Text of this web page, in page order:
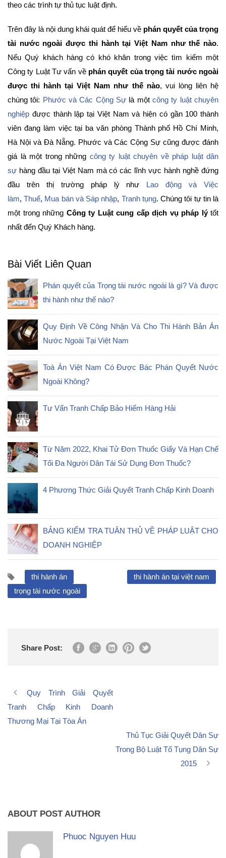
theo các trình tự thủ tục luật định.
Trên đây là nội dung khái quát để hiểu về phán quyết của trọng
tài nước ngoài được thi hành tại Việt Nam như thế nào.
Nếu Quý khách hàng có khó khăn trong việc tìm kiếm một
Công ty Luật Tư vấn về phán quyết của trọng tài nước ngoài
được thi hành tại Việt Nam như thế nào, vui lòng liên hệ
chúng tôi: Phước và Các Cộng Sự là mộtcông ty luật chuyên
nghiệp được thành lập tại Việt Nam và hiện có gần 100 thành
viên đang làm việc tại ba văn phòng Thành phố Hồ Chí Minh,
Hà Nội và Đà Nẵng. Phước và Các Cộng Sự cũng được đánh
giá là một trong những công ty luật chuyên về pháp luật dân
sự hàng đầu tại Việt Nam mà có các lĩnh vực hành nghề đứng
đầu trên thị trường pháp lý như Lao động và Việc
làm,Thuế, Mua bán và Sáp nhập, Tranh tụng. Chúng tôi tự tin là
một trong những Công ty Luật cung cấp dịch vụ pháp lýtốt
nhất đến Quý Khách hàng.
Bài Viết Liên Quan
Phán quyết của Trọng tài nước ngoài là gì? Và được
thi hành như thế nào?
Quy Định Về Công Nhận Và Cho Thi Hành Bản Án
Nước Ngoài Tại Việt Nam
Toà Án Việt Nam Có Được Bác Phán Quyết Nước
Ngoài Không?
Tư Vấn Tranh Chấp Bảo Hiểm Hàng Hải
Từ Năm 2022, Khai Tử Đơn Thuốc Giấy Và Hạn Chế
Tối Đa Người Dân Tái Sử Dụng Đơn Thuốc?
4 Phương Thức Giải Quyết Tranh Chấp Kinh Doanh
BẢNG KIỂM TRA TUÂN THỦ VỀ PHÁP LUẬT CHO
DOANH NGHIỆP
thi hành án
thi hành án tại việt nam
trọng tài nước ngoài
Share Post:
Quy Trình Giải Quyết
Tranh Chấp Kinh Doanh
Thương Mại Tại Tòa Án
Thủ Tục Giải Quyết Dân Sự
Trong Bộ Luật Tố Tụng Dân Sự
2015
ABOUT POST AUTHOR
Phuoc Nguyen Huu